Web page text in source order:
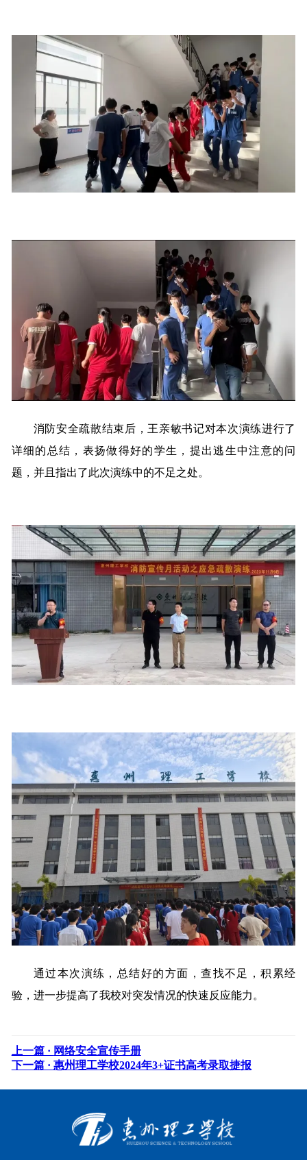
消防安全疏散结束后，王亲敏书记对本次演练进行了
详细的总结，表扬做得好的学生，提出逃生中注意的问
题，并且指出了此次演练中的不足之处。
通过本次演练，总结好的方面，查找不足，积累经
验，进一步提高了我校对突发情况的快速反应能力。
上一篇 · 网络安全宣传手册
下一篇 · 惠州理工学校2024年3+证书高考录取捷报